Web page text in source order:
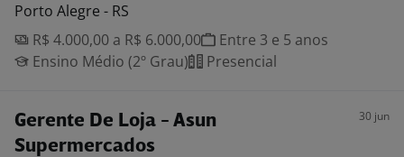
Porto Alegre - RS
R$ 4.000,00 a R$ 6.000,00
Entre 3 e 5 anos
Ensino Médio (2º Grau)
Presencial
Gerente De Loja - Asun
Supermercados
30 jun